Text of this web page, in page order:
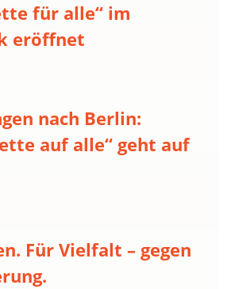
für alle“ im
eröffnet
nach Berlin:
auf alle“ geht auf
Für Vielfalt – gegen